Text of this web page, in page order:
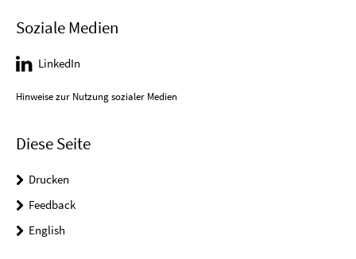
Soziale Medien
LinkedIn
Hinweise zur Nutzung sozialer Medien
Diese Seite
Drucken
Feedback
English